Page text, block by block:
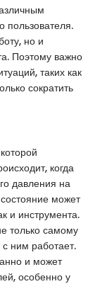
пользователя.
но и
Поэтому важно
таких как
сократить
когда
давления на
может
и инструмента.
только самому
ним работает.
и может
особенно у